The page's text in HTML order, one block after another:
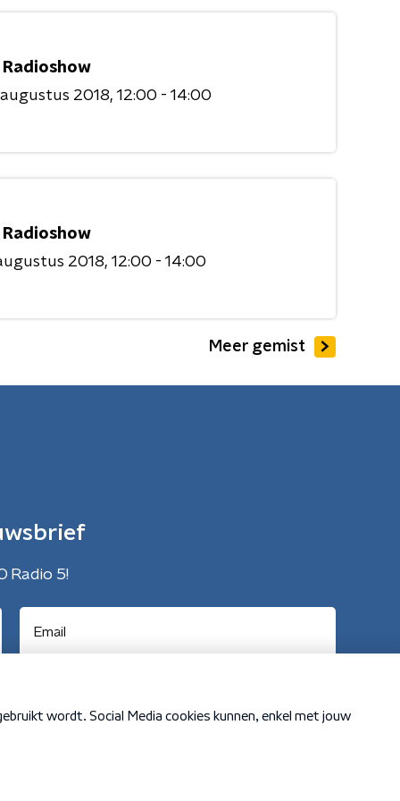
Radioshow
2018 12:00 - 14:00
Radioshow
2018 12:00 - 14:00
Meer gemist
Radio 5!